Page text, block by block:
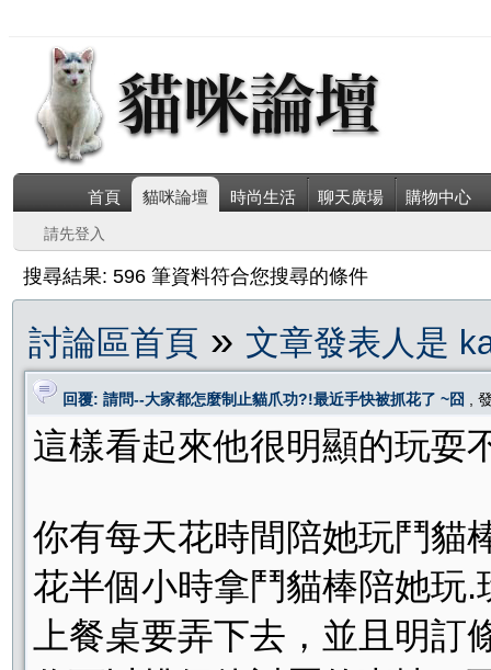
首頁 貓咪論壇 時尚生活 聊天廣場 購物中心
請先登入
搜尋結果: 596 筆資料符合您搜尋的條件
討論區首頁 » 文章發表人是
回覆: 請問--大家都怎麼制止貓爪功?!最近手快被抓花了 ~囧 ,
這樣看起來他很明顯的玩耍
你有每天花時間陪她玩鬥貓
花半個小時拿鬥貓棒陪她玩
上餐桌要弄下去，並且明訂